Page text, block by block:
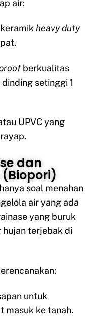
air:
heavy duty
berkualitas
setinggi 1
UPVC yang
dan
soal menahan
air yang ada
yang buruk
terjebak di
untuk
masuk ke tanah.